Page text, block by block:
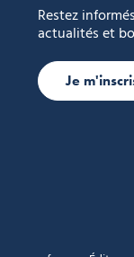
Restez
actualités et
Je